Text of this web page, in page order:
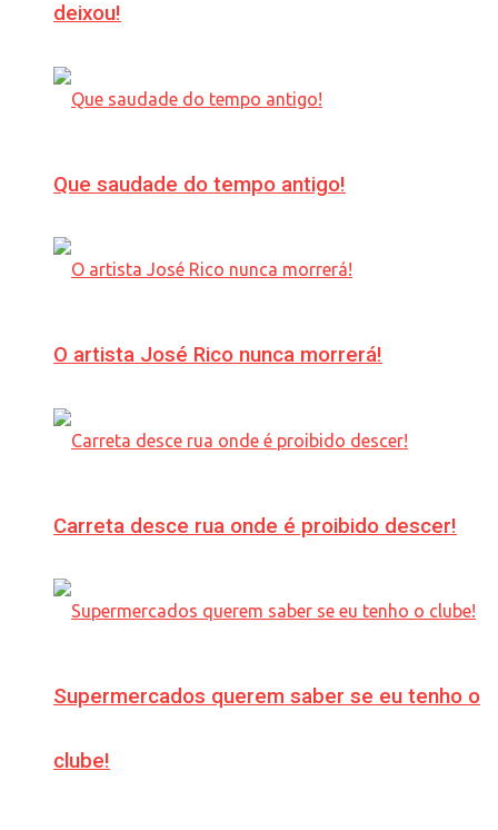
deixou!
Que saudade do tempo antigo!
O artista José Rico nunca morrerá!
Carreta desce rua onde é proibido descer!
Supermercados querem saber se eu tenho o
clube!